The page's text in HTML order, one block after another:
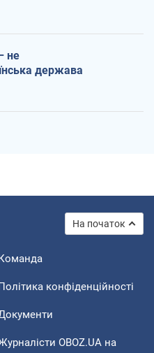
не
держава
На початок
конфіденційності
OBOZ.UA на